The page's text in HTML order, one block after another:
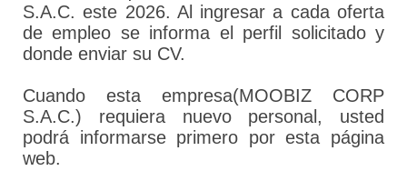
S.A.C. este 2026. Al ingresar a cada oferta
de empleo se informa el perfil solicitado y
donde enviar su CV.
Cuando esta empresa(MOOBIZ CORP
S.A.C.) requiera nuevo personal, usted
podrá informarse primero por esta página
web.